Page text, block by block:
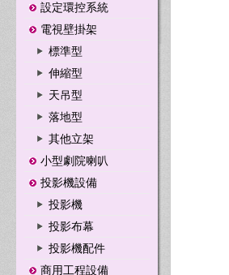
設定環控系統
電視壁掛架
標準型
伸縮型
天吊型
落地型
其他立架
小型劇院喇叭
投影機設備
投影機
投影布幕
投影機配件
商用工程設備